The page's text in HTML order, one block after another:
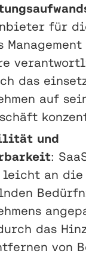
für
das
auf
und
:
leicht an die
das
von